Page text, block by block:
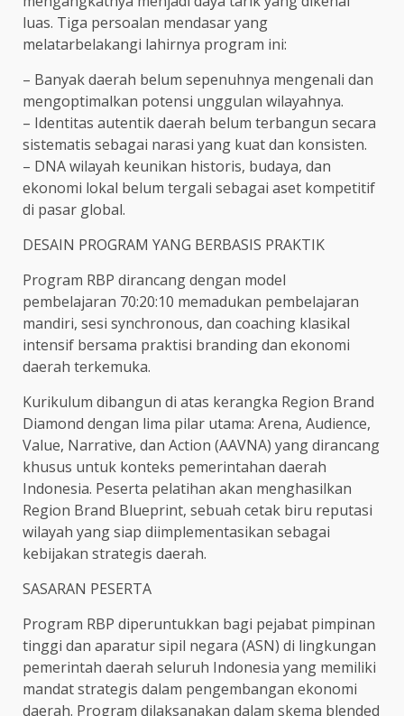
luas. Tiga persoalan mendasar yang
melatarbelakangi lahirnya program ini:
– Banyak daerah belum sepenuhnya mengenali dan
mengoptimalkan potensi unggulan wilayahnya.
– Identitas autentik daerah belum terbangun secara
sistematis sebagai narasi yang kuat dan konsisten.
– DNA wilayah keunikan historis, budaya, dan
ekonomi lokal belum tergali sebagai aset kompetitif
di pasar global.
DESAIN PROGRAM YANG BERBASIS PRAKTIK
Program RBP dirancang dengan model
pembelajaran 70:20:10 memadukan pembelajaran
mandiri, sesi synchronous, dan coaching klasikal
intensif bersama praktisi branding dan ekonomi
daerah terkemuka.
Kurikulum dibangun di atas kerangka Region Brand
Diamond dengan lima pilar utama: Arena, Audience,
Value, Narrative, dan Action (AAVNA) yang dirancang
khusus untuk konteks pemerintahan daerah
Indonesia. Peserta pelatihan akan menghasilkan
Region Brand Blueprint, sebuah cetak biru reputasi
wilayah yang siap diimplementasikan sebagai
kebijakan strategis daerah.
SASARAN PESERTA
Program RBP diperuntukkan bagi pejabat pimpinan
tinggi dan aparatur sipil negara (ASN) di lingkungan
pemerintah daerah seluruh Indonesia yang memiliki
mandat strategis dalam pengembangan ekonomi
daerah. Program dilaksanakan dalam skema blended